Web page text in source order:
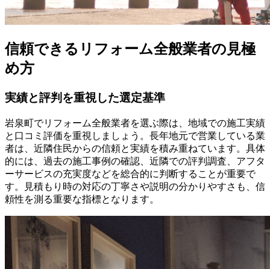
信頼できるリフォーム全般業者の見極
め方
実績と評判を重視した選定基準
岩泉町でリフォーム全般業者を選ぶ際は、地域での施工実績
と口コミ評価を重視しましょう。長年地元で営業している業
者は、近隣住民からの信頼と実績を積み重ねています。具体
的には、過去の施工事例の確認、近隣での評判調査、アフタ
ーサービスの充実度などを総合的に判断することが重要で
す。見積もり時の対応の丁寧さや説明の分かりやすさも、信
頼性を測る重要な指標となります。